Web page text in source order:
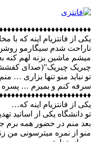
ﯾﮑﯽ ﺍﺯ ﻓﺎﻧﺘﺰﯾﺎﻡ ﺍﯾﻨﻪ که
ﻧﺎﺭﺍﺣﺖ ﺷﺪﻡ ﺳﯿﮕﺎﺭمو ﺭﻭﺷﻦ
ﻣﯿﺸﻢ ﻣﺎﺷﯿﻦ ﺑﺰﻧﻪ ﻟﻬﻢ ﮐﻨﻪ
ﭼﯿﺮﯾﮏ ﭼﯿﺮﯾﮏ”(صدای
ﺗﻮ ﻧﺒﺎﯾﺪ ﻣﻨﻮ ﺗﻨﻬﺎ ﺑﺰﺍﺭﯼ …
ﺳﺮﻓﻪ ﮐﻨﻢ و ﺑﻤﯿﺮﻡ … پسره
یکی از فانتزیام اینه که…
تو دانشگاه یکی از اساتید
بعد منم در حضور همه برم
منو از نمره میترسونی من